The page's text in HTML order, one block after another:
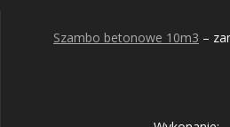
Szambo betonowe 10m3 –